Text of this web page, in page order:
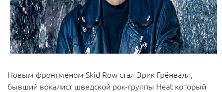
Новым фронтменом Skid Row стал Эрик Грёнвалл,
бывший вокалист шведской рок-группы Heat который